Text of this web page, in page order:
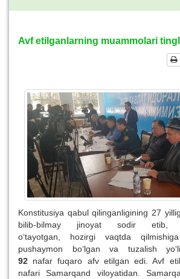
Avf etilganlarning muammolari
Konstitusiya qabul qilinganligining 27
bilib-bilmay jinoyat sodir etib,
o‘tayotgan, hozirgi vaqtda
pushaymon bo‘lgan va tuzalish
92 nafar fuqaro afv etilgan edi. Avf
nafari Samarqand viloyatidan.